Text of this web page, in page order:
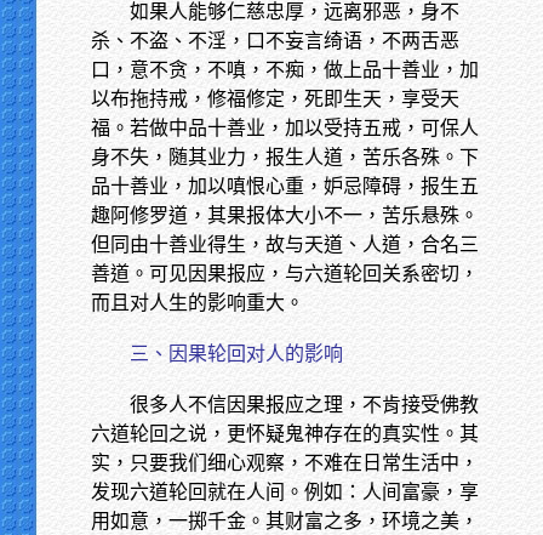
如果人能够仁慈忠厚，远离邪恶，身不
杀、不盗、不淫，口不妄言绮语，不两舌恶
口，意不贪，不嗔，不痴，做上品十善业，加
以布拖持戒，修福修定，死即生天，享受天
福。若做中品十善业，加以受持五戒，可保人
身不失，随其业力，报生人道，苦乐各殊。下
品十善业，加以嗔恨心重，妒忌障碍，报生五
趣阿修罗道，其果报体大小不一，苦乐悬殊。
但同由十善业得生，故与天道、人道，合名三
善道。可见因果报应，与六道轮回关系密切，
而且对人生的影响重大。
三、因果轮回对人的影响
很多人不信因果报应之理，不肯接受佛教
六道轮回之说，更怀疑鬼神存在的真实性。其
实，只要我们细心观察，不难在日常生活中，
发现六道轮回就在人间。例如：人间富豪，享
用如意，一掷千金。其财富之多，环境之美，